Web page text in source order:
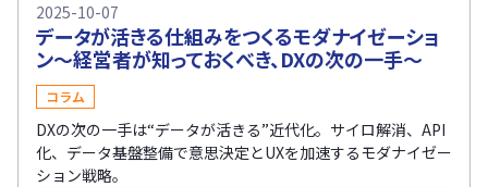
2025-10-07
データが活きる仕組みをつくるモダナイゼーショ
ン～経営者が知っておくべき、DXの次の一手～
コラム
DXの次の一手は“データが活きる”近代化。サイロ解消、API
化、データ基盤整備で意思決定とUXを加速するモダナイゼー
ション戦略。